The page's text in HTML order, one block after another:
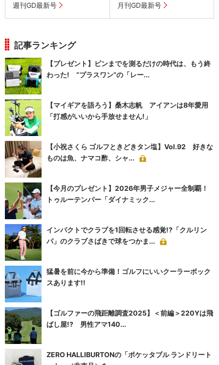
週刊GD最新号 月刊GD最新号
記事ランキング
【プレゼント】ピンまでを測るだけの時代は、もう終
わった! “プラスワン”の「レー...
【マイギアを語ろう】桑木志帆 アイアンは8年愛用
「打感がいいから手放せません!」
【小祝さくら ゴルフときどきタン塩】Vol.92 好きな
ものは魚、ナマコ酢、シャ...
【今月のプレゼント】2026年男子メジャー全制覇！
トゥルーテンパー「ダイナミック...
インパクトでクラブを1回転させる感覚!?「クルリン
パ」のクラブさばきで球をつかま...
猛暑を前に今から準備！ゴルフにいいクーラーボック
スあります!!
【ゴルファーの飛距離調査2025】＜前編＞220Yは飛
ばし屋!? 男性アマ140...
ZERO HALLIBURTONの「ポケッタブル ランドリート